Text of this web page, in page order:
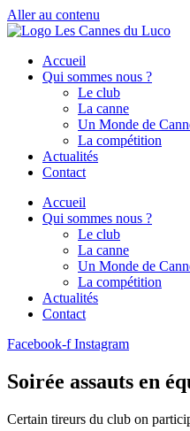
Aller au contenu
Accueil
Qui sommes nous ?
Le club
La canne
Un Monde de
La compétition
Actualités
Contact
Accueil
Qui sommes nous ?
Le club
La canne
Un Monde de
La compétition
Actualités
Contact
Facebook-f Instagram
Soirée assauts en
Certain tireurs du club on